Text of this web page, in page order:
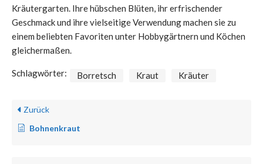
Kräutergarten. Ihre hübschen Blüten, ihr erfrischender
Geschmack und ihre vielseitige Verwendung machen sie zu
einem beliebten Favoriten unter Hobbygärtnern und Köchen
gleichermaßen.
Schlagwörter: Borretsch Kraut Kräuter
Zurück
Bohnenkraut